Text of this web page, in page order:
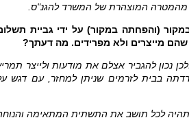
מהמטרה המוצהרת של המשרד להגנ"ס.
(והפחתה במקור) על ידי גביית
מייצרים ולא מפרידים. מה דעתך?
נכון להגביר אצלם את מודעות ולייצר
בבית לזרמים שניתן למחזר, עם דגש
לכל תושב את התשתית המתאימה